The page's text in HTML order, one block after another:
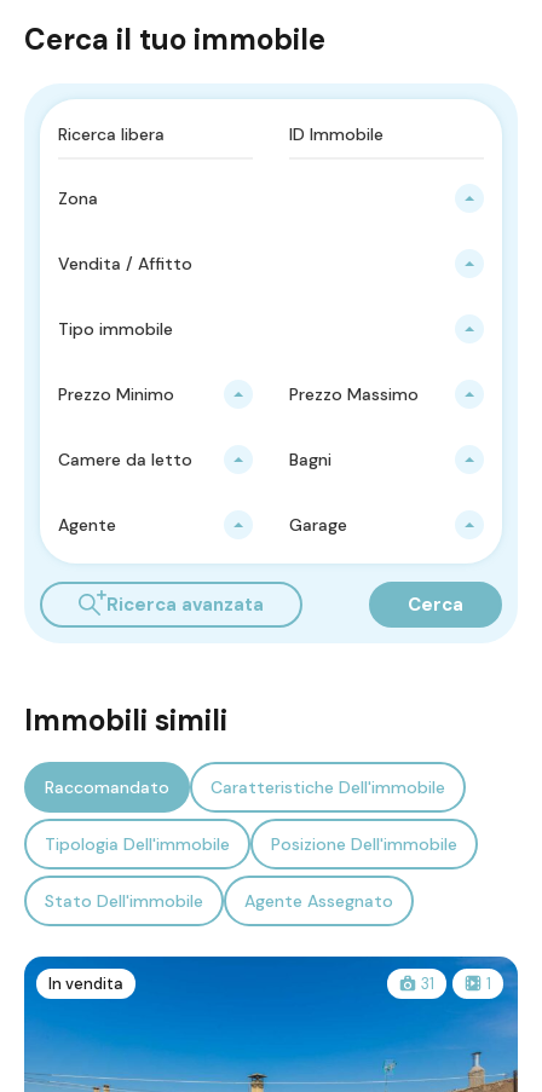
Cerca il tuo immobile
Zona
Vendita / Affitto
Tipo immobile
Prezzo Minimo Prezzo Massimo
Camere da letto Bagni
Agente Garage
Ricerca avanzata Cerca
Immobili simili
Raccomandato Caratteristiche Dell'immobile
Tipologia Dell'immobile Posizione Dell'immobile
Stato Dell'immobile Agente Assegnato
In vendita 31 1